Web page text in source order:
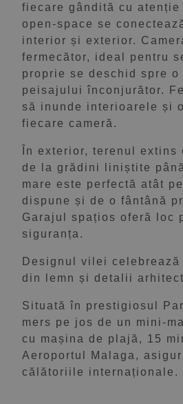
fiecare gândită cu
open-space se
interior și exterior.
fermecător, ideal pentru
proprie se deschid spre
peisajului înconjurător.
să inunde interioarele și
fiecare cameră.
În exterior, terenul
de la grădini liniștite
mare este perfectă atât
dispune și de o fântână
Garajul spațios oferă loc
siguranța.
Designul vilei
din lemn și detalii
Situată în prestigiosul
mers pe jos de un mini-
cu mașina de plajă, 15
Aeroportul Malaga,
călătoriile internaționale.